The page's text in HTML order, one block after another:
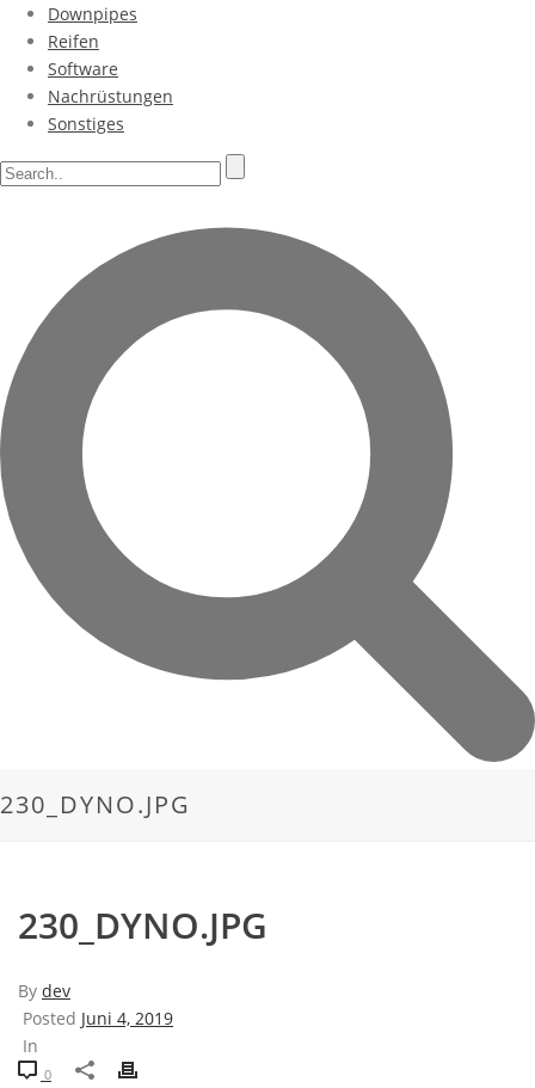
Downpipes
Reifen
Software
Nachrüstungen
Sonstiges
230_DYNO.JPG
230_DYNO.JPG
By dev
Posted Juni 4, 2019
In
0